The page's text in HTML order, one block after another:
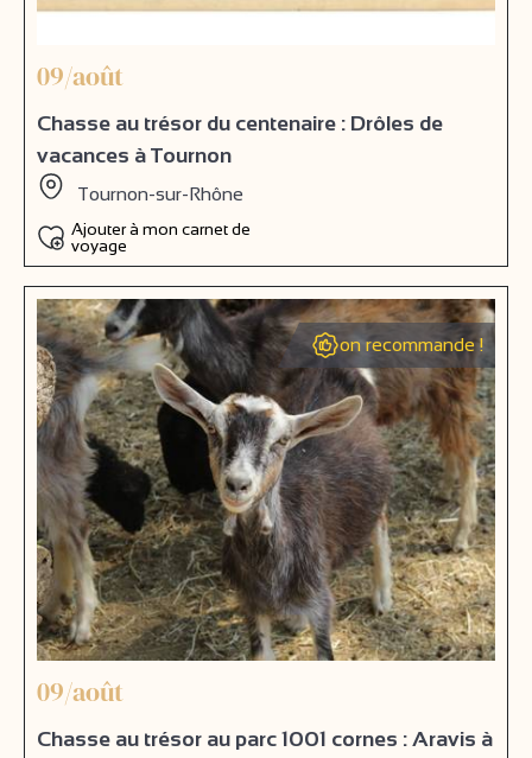
09/août
Chasse au trésor du centenaire : Drôles de
vacances à Tournon
Tournon-sur-Rhône
Ajouter à mon carnet de
voyage
on recommande !
09/août
Chasse au trésor au parc 1001 cornes : Aravis à